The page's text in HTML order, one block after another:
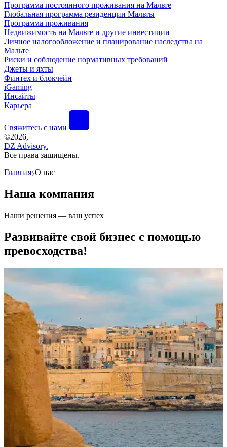
Программа постоянного проживания на Мальте
Глобальная программа резиденции Мальты
Программа проживания
Недвижимость на Мальте и другие инвестиции
Личное налогообложение и планирование наследства на
Мальте
Риски и соблюдение нормативных требований
Джеты и яхты
Финтех и блокчейн
iGaming
Инсайты
Карьера
Свяжитесь с нами
©2026,
DZ Advisory.
Все права защищены.
Главная❯О нас
Наша компания
Наши решения — ваш успех
Развивайте свой бизнес с помощью
превосходства!